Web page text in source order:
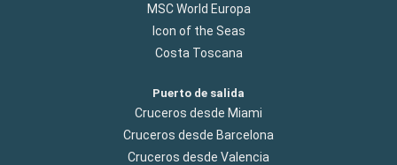
MSC World Europa
Icon of the Seas
Costa Toscana
Puerto de salida
Cruceros desde Miami
Cruceros desde Barcelona
Cruceros desde Valencia